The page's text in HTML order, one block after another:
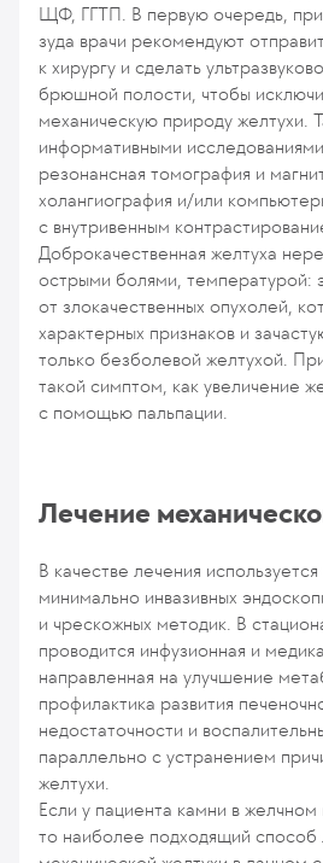
ЩФ, ГГТП. В первую очередь, при
зуда врачи рекомендуют
к хирургу и сделать
брюшной полости, чтобы
механическую природу желтухи.
информативными
резонансная томография и
холангиография и/или
с внутривенным
Доброкачественная желтуха
острыми болями, температурой:
от злокачественных опухолей,
характерных признаков и
только безболевой желтухой.
такой симптом, как увеличение
с помощью пальпации.
Лечение
В качестве лечения
минимально инвазивных
и чрескожных методик. В
проводится инфузионная и
направленная на улучшение
профилактика развития
недостаточности и
параллельно с устранением
желтухи.
Если у пациента камни в желчном
то наиболее подходящий способ